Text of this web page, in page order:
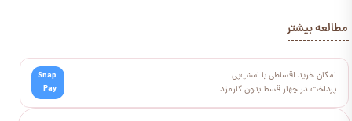
مطالعه بیشتر
امکان خرید اقساطی با اسنپ‌پی
پرداخت در چهار قسط بدون کارمزد
Snap
Pay